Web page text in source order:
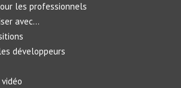
les professionnels
avec...
développeurs